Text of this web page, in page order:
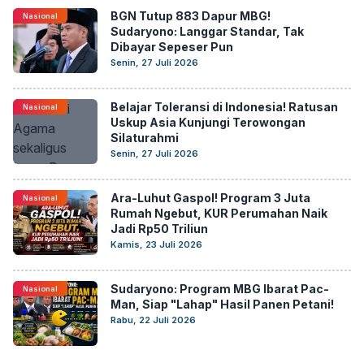
Nasional
BGN Tutup 883 Dapur MBG!
Sudaryono: Langgar Standar, Tak
Dibayar Sepeser Pun
Senin, 27 Juli 2026
Nasional
Belajar Toleransi di Indonesia! Ratusan
Uskup Asia Kunjungi Terowongan
Silaturahmi
Senin, 27 Juli 2026
Nasional
Ara-Luhut Gaspol! Program 3 Juta
Rumah Ngebut, KUR Perumahan Naik
Jadi Rp50 Triliun
Kamis, 23 Juli 2026
Nasional
Sudaryono: Program MBG Ibarat Pac-
Man, Siap "Lahap" Hasil Panen Petani!
Rabu, 22 Juli 2026